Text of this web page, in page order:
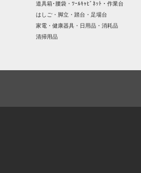
道具箱･腰袋・ﾂｰﾙｷｬﾋﾞﾈｯﾄ・作業台
はしご・脚立・踏台・足場台
家電・健康器具・日用品・消耗品
清掃用品